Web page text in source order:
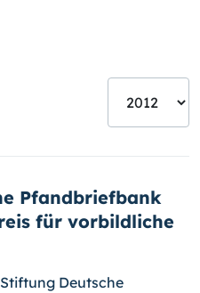
Pfandbriefbank
für vorbildliche
Deutsche